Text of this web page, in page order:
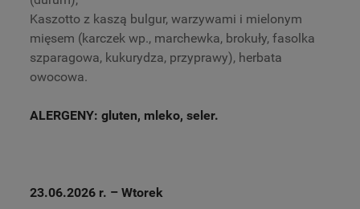
Kaszotto z kaszą bulgur, warzywami i mielonym
mięsem (karczek wp., marchewka, brokuły, fasolka
szparagowa, kukurydza, przyprawy), herbata
owocowa.
ALERGENY: gluten, mleko, seler.
23.06.2026 r. – Wtorek